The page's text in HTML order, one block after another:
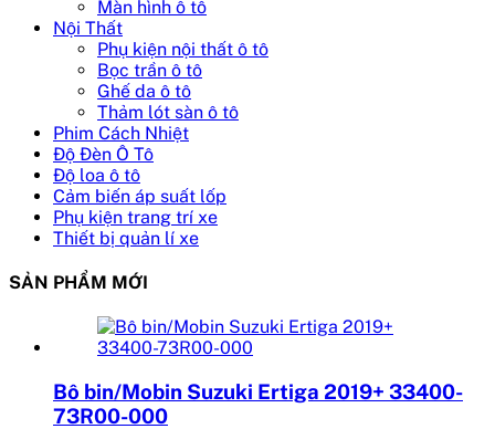
Màn hình ô tô
Nội Thất
Phụ kiện nội thất ô tô
Bọc trần ô tô
Ghế da ô tô
Thảm lót sàn ô tô
Phim Cách Nhiệt
Độ Đèn Ô Tô
Độ loa ô tô
Cảm biến áp suất lốp
Phụ kiện trang trí xe
Thiết bị quản lí xe
SẢN PHẨM MỚI
Bô bin/Mobin Suzuki Ertiga 2019+ 33400-
73R00-000